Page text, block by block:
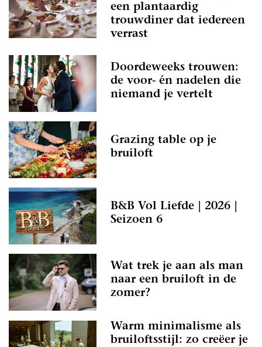
een plantaardig
trouwdiner dat iedereen
verrast
Doordeweeks trouwen:
de voor- én nadelen die
niemand je vertelt
Grazing table op je
bruiloft
B&B Vol Liefde | 2026 |
Seizoen 6
Wat trek je aan als man
naar een bruiloft in de
zomer?
Warm minimalisme als
bruiloftsstijl: zo creëer je